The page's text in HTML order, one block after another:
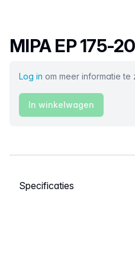
Productnaam
MIPA EP 175-
Log in om meer informatie te
In winkelwagen
Selecteer een tabblad